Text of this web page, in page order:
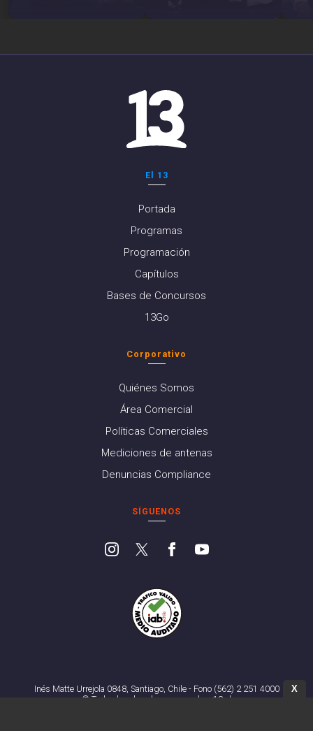
El 13
Portada
Programas
Programación
Capítulos
Bases de Concursos
13Go
Corporativo
Quiénes Somos
Área Comercial
Políticas Comerciales
Mediciones de antenas
Denuncias Compliance
SÍGUENOS
Inés Matte Urrejola 0848, Santiago, Chile - Fono (562) 2 251 4000
© Todos los derechos reservados. 13.cl
X